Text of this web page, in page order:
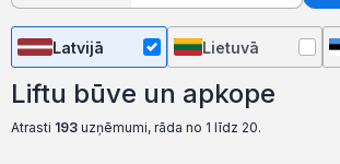
Latvijā Lietuvā
Liftu būve un apkope
Atrasti 193 uzņēmumi, rāda no 1 līdz 20.